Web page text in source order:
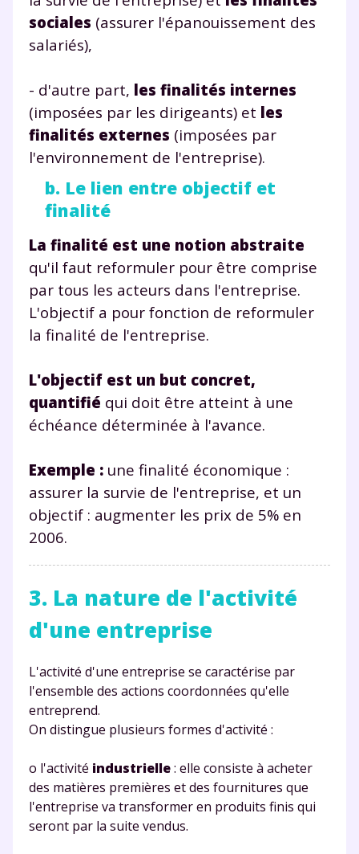
sociales (assurer l'épanouissement des
salariés),
- d'autre part, les finalités internes
(imposées par les dirigeants) et les
finalités externes (imposées par
l'environnement de l'entreprise).
b. Le lien entre objectif et
finalité
La finalité est une notion abstraite
qu'il faut reformuler pour être comprise
par tous les acteurs dans l'entreprise.
L'objectif a pour fonction de reformuler
la finalité de l'entreprise.
L'objectif est un but concret,
quantifié qui doit être atteint à une
échéance déterminée à l'avance.
Exemple : une finalité économique :
assurer la survie de l'entreprise, et un
objectif : augmenter les prix de 5% en
2006.
3. La nature de l'activité
d'une entreprise
L'activité d'une entreprise se caractérise par
l'ensemble des actions coordonnées qu'elle
entreprend.
On distingue plusieurs formes d'activité :
o l'activité industrielle: elle consiste à acheter
des matières premières et des fournitures que
l'entreprise va transformer en produits finis qui
seront par la suite vendus.